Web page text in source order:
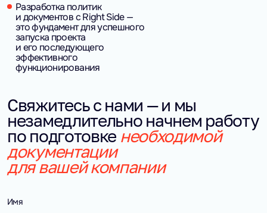
Разработка политик
и документов с Right Side —
это фундамент для успешного
запуска проекта
и его последующего
эффективного
функционирования
Свяжитесь с нами — и мы
незамедлительно начнем работу
по подготовке необходимой
документации
для вашей компании
Имя